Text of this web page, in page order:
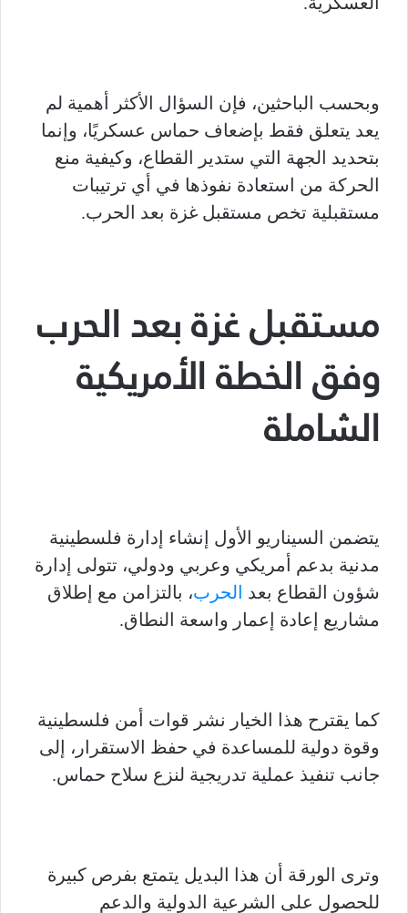
وبحسب الباحثين، فإن السؤال الأكثر أهمية لم
يعد يتعلق فقط بإضعاف حماس عسكريًا، وإنما
بتحديد الجهة التي ستدير القطاع، وكيفية منع
الحركة من استعادة نفوذها في أي ترتيبات
مستقبلية تخص مستقبل غزة بعد الحرب.
مستقبل غزة بعد الحرب
وفق الخطة الأمريكية
الشاملة
يتضمن السيناريو الأول إنشاء إدارة فلسطينية
مدنية بدعم أمريكي وعربي ودولي، تتولى إدارة
شؤون القطاع بعد الحرب، بالتزامن مع إطلاق
مشاريع إعادة إعمار واسعة النطاق.
كما يقترح هذا الخيار نشر قوات أمن فلسطينية
وقوة دولية للمساعدة في حفظ الاستقرار، إلى
جانب تنفيذ عملية تدريجية لنزع سلاح حماس.
وترى الورقة أن هذا البديل يتمتع بفرص كبيرة
للحصول على الشرعية الدولية والدعم